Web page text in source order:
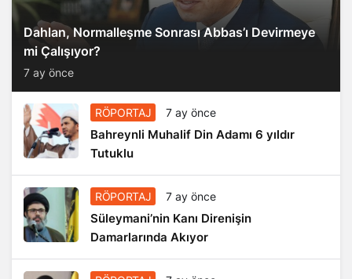
Dahlan, Normalleşme Sonrası Abbas’ı Devirmeye
mi Çalışıyor?
7 ay önce
RÖPORTAJ 7 ay önce
Bahreynli Muhalif Din Adamı 6 yıldır
Tutuklu
RÖPORTAJ 7 ay önce
Süleymani’nin Kanı Direnişin
Damarlarında Akıyor
RÖPORTAJ 7 ay önce